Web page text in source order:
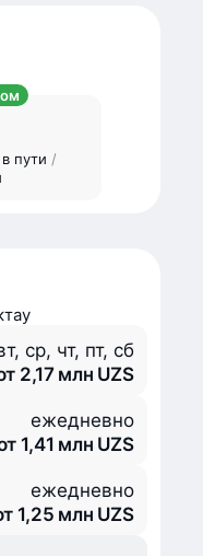
в пути /
ср, чт, пт, сб
2,17 млн UZS
ежедневно
1,41 млн UZS
ежедневно
1,25 млн UZS